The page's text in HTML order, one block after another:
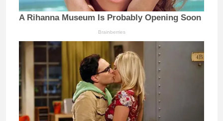
A Rihanna Museum Is Probably Opening Soon
Brainberries